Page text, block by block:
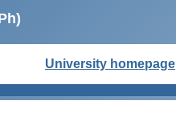
University homepage